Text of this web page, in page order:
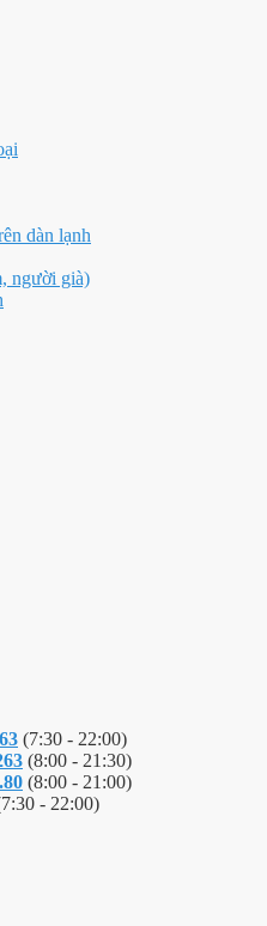
dàn lạnh
người già)
(7:30 - 22:00)
(8:00 - 21:30)
(8:00 - 21:00)
- 22:00)